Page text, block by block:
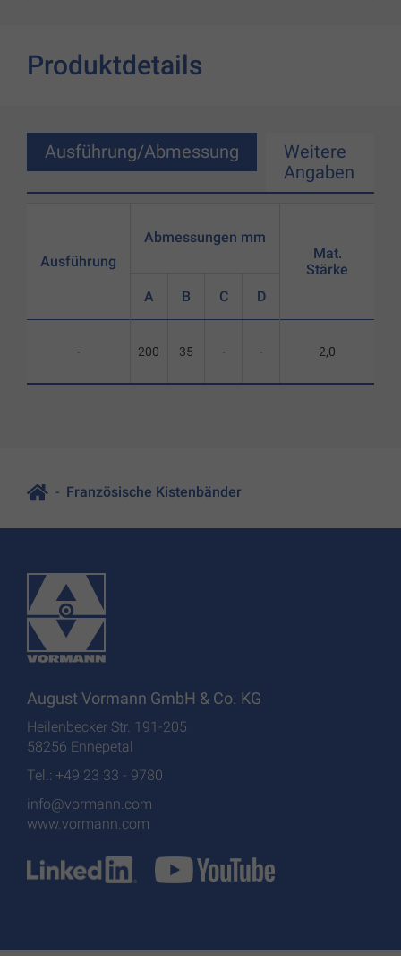
Produktdetails
Ausführung/Abmessung
Weitere
Angaben
Ausführung
-
Abmessungen mm
A B C D
200 35 - -
Mat.
Stärke
2,0
Französische Kistenbänder
August Vormann GmbH & Co. KG
Heilenbecker Str. 191-205
58256 Ennepetal
Tel.: +49 23 33 - 9780
info@vormann.com
www.vormann.com